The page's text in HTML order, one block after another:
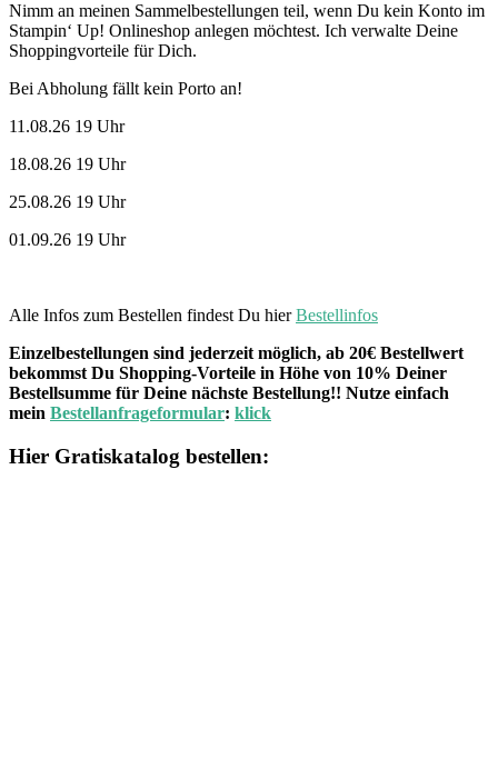
Nimm an meinen Sammelbestellungen teil, wenn Du kein Konto im
Stampin‘ Up! Onlineshop anlegen möchtest. Ich verwalte Deine
Shoppingvorteile für Dich.
Bei Abholung fällt kein Porto an!
11.08.26 19 Uhr
18.08.26 19 Uhr
25.08.26 19 Uhr
01.09.26 19 Uhr
Alle Infos zum Bestellen findest Du hierBestellinfos
Einzelbestellungen sind jederzeit möglich, ab 20€ Bestellwert
bekommst Du Shopping-Vorteile in Höhe von 10% Deiner
Bestellsumme für Deine nächste Bestellung!! Nutze einfach
mein Bestellanfrageformular: klick
Hier Gratiskatalog bestellen: